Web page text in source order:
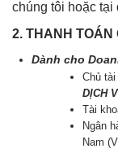
chúng tôi hoặc tại
2. THANH TOÁN
Dành cho
Chủ
DỊCH
Tài
Ngân
Nam